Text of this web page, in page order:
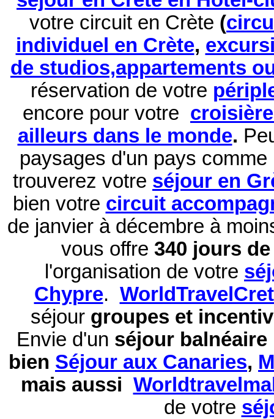
votre circuit en Crète (
individuel en Crète,
de studios,appartements
réservation de votre
encore pour votre
ailleurs dans le monde.
paysages d'un pays
trouverez votre séjour en
bien votre circuit
de janvier à décembre à
vous offre 340 jours
l'organisation de votre
Chypre.
séjour groupes et
Envie d'un séjour balnéaire
bien Séjour aux Canaries,
mais aussi
de votre